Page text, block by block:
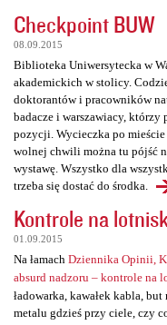
Checkpoint BUW
08.09.2015
Biblioteka Uniwersytecka w
akademickich w stolicy.
doktorantów i pracowników
badacze i warszawiacy,
pozycji. Wycieczka po
wolnej chwili można tu pójść
wystawę. Wszystko dla
trzeba się dostać do środka.
Kontrole na
01.09.2015
Na łamach Dziennika Opinii,
absurd nadzoru – kontrole na
ładowarka, kawałek kabla,
metalu gdzieś przy ciele, czy